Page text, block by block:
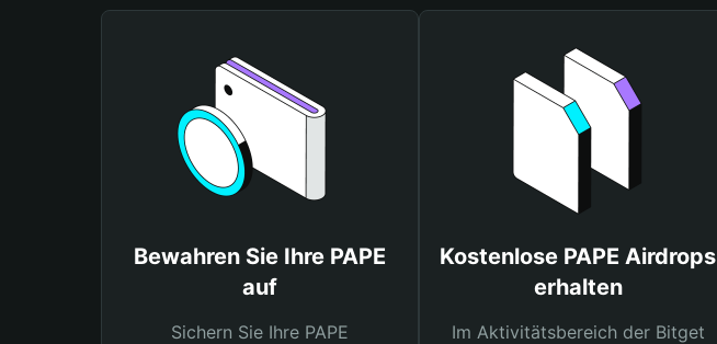
Bewahren Sie Ihre PAPE
auf
Sichern Sie Ihre PAPE
Kostenlose PAPE Airdrops
erhalten
Im Aktivitätsbereich der Bitget